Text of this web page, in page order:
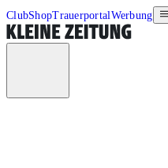
ClubShopTrauerportalWerbung